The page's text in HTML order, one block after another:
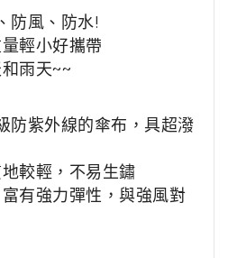
防風、防水!
輕小好攜帶
雨天~~
防紫外線的傘布，具超潑
較輕，不易生鏽
有強力彈性，與強風對